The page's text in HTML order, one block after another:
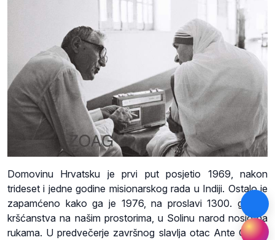
Domovinu Hrvatsku je prvi put posjetio 1969, nakon
trideset i jedne godine misionarskog rada u Indiji. Ostalo je
zapamćeno kako ga je 1976, na proslavi 1300. godine
kršćanstva na našim prostorima, u Solinu narod nosio na
rukama. U predvečerje završnog slavlja otac Ante Gabrić